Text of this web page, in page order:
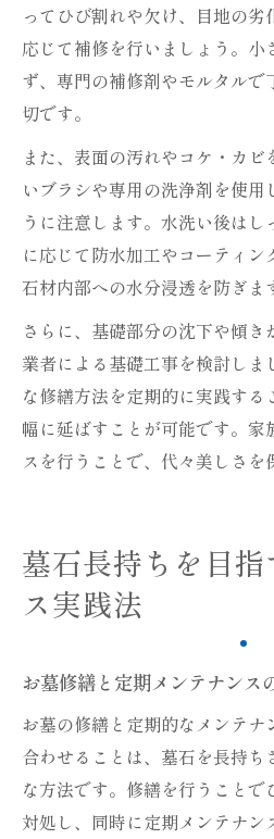
ってひび割れや欠け、目地の
応じて補修を行いましょう。
ず、専門の補修剤やモルタル
切です。
また、表面の汚れやコケ・カ
いブラシや専用の洗浄剤を使用
うに注意します。水洗い後は
に応じて防水加工やコーティン
石材内部への水分浸透を防ぎま
さらに、基礎部分の沈下や傾
業者による基礎工事を検討し
な修繕方法を定期的に実践す
幅に延ばすことが可能です。家
スを行うことで、代々美しさを
墓石長持ちを目
ス実践法
お墓修繕と定期メンテナンス
お墓の修繕と定期的なメンテ
合わせることは、墓石を長持
な方法です。修繕を行うことで
対処し、同時に定期メンテナン